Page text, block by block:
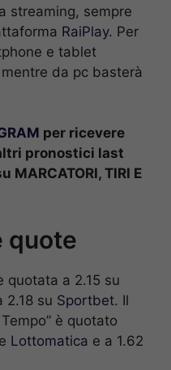
streaming, sempre
RaiPlay. Per
e tablet
mentre da pc basterà
per ricevere
pronostici last
TIRI E
quote
quotata a 2.15 su
2.18 su Sportbet. Il
è quotato
e Lottomatica e a 1.62